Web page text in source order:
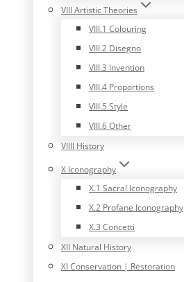
VIII Artistic Theories
VIII.1 Colouring
VIII.2 Disegno
VIII.3 Invention
VIII.4 Proportions
VIII.5 Style
VIII.6 Other
VIIII History
X Iconography
X.1 Sacral Iconography
X.2 Profane Iconography
X.3 Concetti
XII Natural History
XI Conservation | Restoration